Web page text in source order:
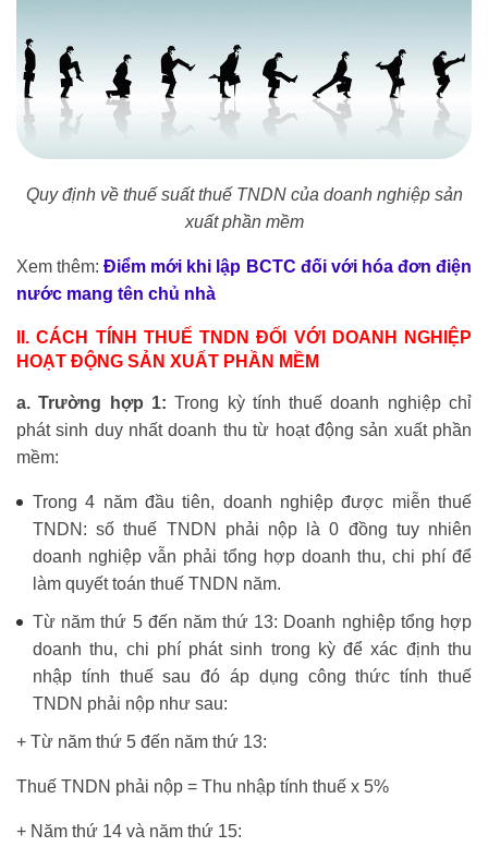
Quy định về thuế suất thuế TNDN của doanh nghiệp sản
xuất phần mềm
Xem thêm:Điểm mới khi lập BCTC đối với hóa đơn điện
nước mang tên chủ nhà
II. CÁCH TÍNH THUẾ TNDN ĐỐI VỚI DOANH NGHIỆP
HOẠT ĐỘNG SẢN XUẤT PHẦN MỀM
a. Trường hợp 1: Trong kỳ tính thuế doanh nghiệp chỉ
phát sinh duy nhất doanh thu từ hoạt động sản xuất phần
mềm:
Trong 4 năm đầu tiên, doanh nghiệp được miễn thuế
TNDN: số thuế TNDN phải nộp là 0 đồng tuy nhiên
doanh nghiệp vẫn phải tổng hợp doanh thu, chi phí để
làm quyết toán thuế TNDN năm.
Từ năm thứ 5 đến năm thứ 13: Doanh nghiệp tổng hợp
doanh thu, chi phí phát sinh trong kỳ để xác định thu
nhập tính thuế sau đó áp dụng công thức tính thuế
TNDN phải nộp như sau:
+ Từ năm thứ 5 đến năm thứ 13:
Thuế TNDN phải nộp = Thu nhập tính thuế x 5%
+ Năm thứ 14 và năm thứ 15: